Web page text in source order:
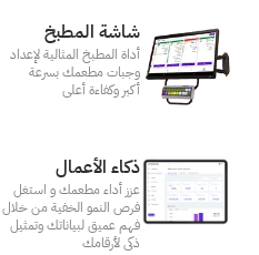
شاشة المطبخ
أداة المطبخ المثالية لإعداد
وجبات مطعمك بسرعة
أكبر وكفاءة أعلى
ذكاء الأعمال
عزز أداء مطعمك و استغل
فرص النمو الخفية من خلال
فهم عميق لبياناتك وتمثيل
ذكى لأرقامك